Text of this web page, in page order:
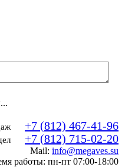
+7 (812) 467-41-96
+7 (812) 715-02-20
Mail: info@megaves.su
работы: пн-пт 07:00-18:00